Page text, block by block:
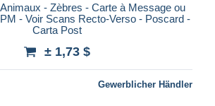
- Zèbres - Carte à Message ou
- Voir Scans Recto-Verso - Poscard -
Carta Post
± 1,73 $
Gewerblicher Händler